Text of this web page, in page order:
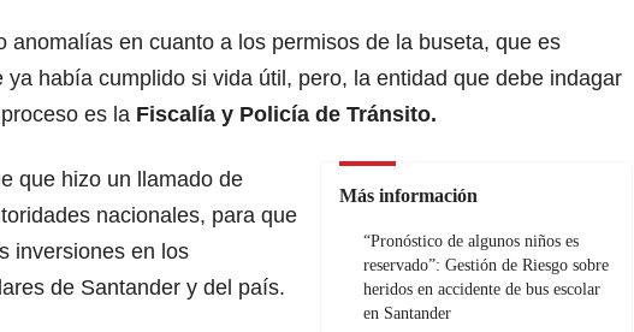
anomalías en cuanto a los permisos de la buseta, que es
ya había cumplido si vida útil, pero, la entidad que debe indagar
es la Fiscalía y Policía de Tránsito.
Más información
“Pronóstico de algunos niños es
reservado”: Gestión de Riesgo sobre
heridos en accidente de bus escolar
en Santander
que hizo un llamado de
nacionales, para que
inversiones en los
de Santander y del país.